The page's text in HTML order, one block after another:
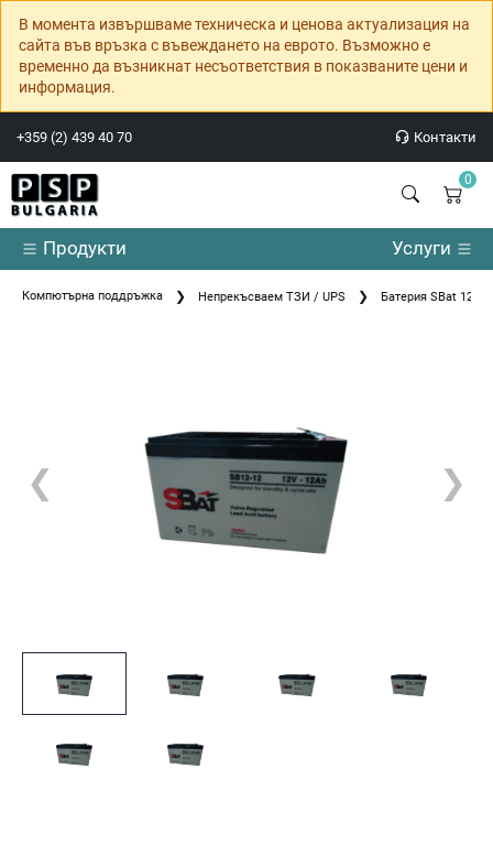
В момента извършваме техническа и ценова актуализация на
сайта във връзка с въвеждането на еврото. Възможно е
временно да възникнат несъответствия в показваните цени и
информация.
+359 (2) 439 40 70 Контакти
0
Продукти Услуги
Компютърна поддръжка Непрекъсваем ТЗИ / UPS Батерия SBat 12-12
❮ ❯